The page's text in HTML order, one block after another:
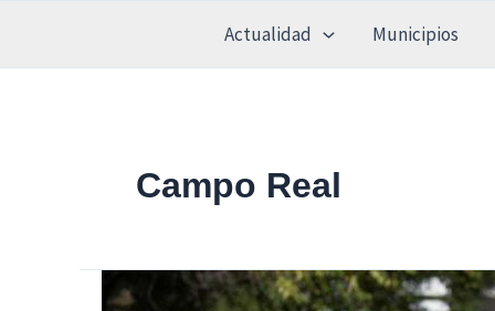
Actualidad Municipios
Campo Real
Nuevas